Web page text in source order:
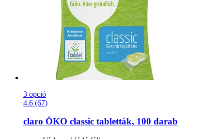
3 opció
4.6 (67)
claro ÖKO classic tabletták, 100 darab